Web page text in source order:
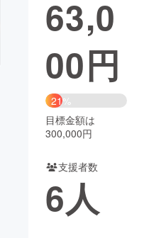
書籍・雑誌
チャレンジ
CAMPFIRE Creation
コミュニティ
63,0
00円
21%
目標金額は
300,000円
支援者数
6人